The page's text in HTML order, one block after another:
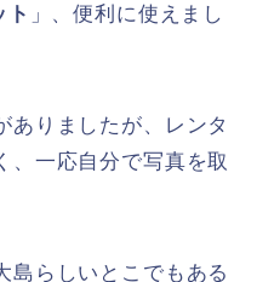
ト 」、便利に使えまし
ありましたが、レンタ
、一応自分で写真を取
島らしいとこでもある